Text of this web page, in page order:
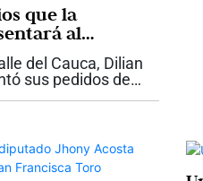
que la
al
De La Espriella
para el Valle
del Cauca, Dilian
sus pedidos de
una carta del Niño